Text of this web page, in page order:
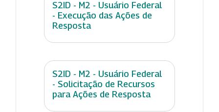
S2ID - M2 - Usuário Federal
- Execução das Ações de
Resposta
S2ID - M2 - Usuário Federal
- Solicitação de Recursos
para Ações de Resposta